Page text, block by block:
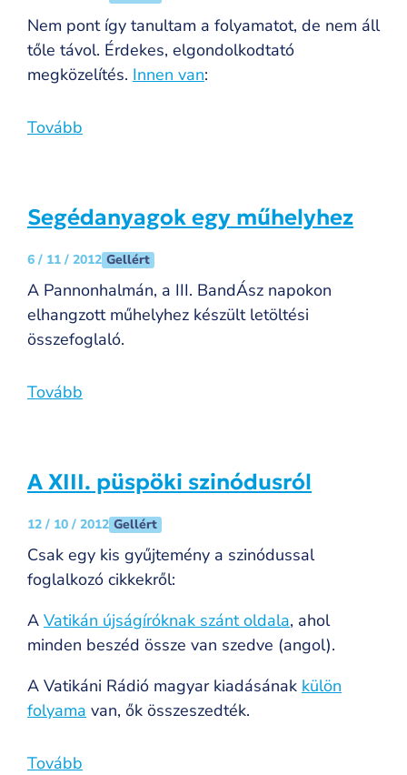
Nem pont így tanultam a folyamatot, de nem áll
tőle távol. Érdekes, elgondolkodtató
megközelítés. Innen van:
Tovább
Segédanyagok egy műhelyhez
6 / 11 / 2012 Gellért
A Pannonhalmán, a III. BandÁsz napokon
elhangzott műhelyhez készült letöltési
összefoglaló.
Tovább
A XIII. püspöki szinódusról
12 / 10 / 2012 Gellért
Csak egy kis gyűjtemény a szinódussal
foglalkozó cikkekről:
A Vatikán újságíróknak szánt oldala, ahol
minden beszéd össze van szedve (angol).
A Vatikáni Rádió magyar kiadásának külön
folyama van, ők összeszedték.
Tovább